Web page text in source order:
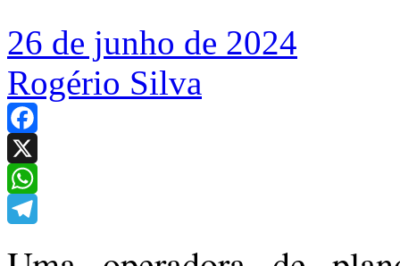
26 de junho de 2024
Rogério Silva
Facebook
X
WhatsApp